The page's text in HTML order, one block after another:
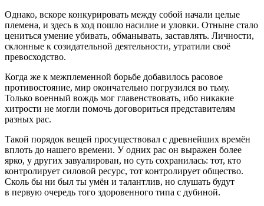
Однако, вскоре конкурировать между собой начали целые
племена, и здесь в ход пошло насилие и уловки. Отныне стало
цениться умение убивать, обманывать, заставлять. Личности,
склонные к созидательной деятельности, утратили своё
превосходство.
Когда же к межплеменной борьбе добавилось расовое
противостояние, мир окончательно погрузился во тьму.
Только военный вождь мог главенствовать, ибо никакие
хитрости не могли помочь договориться представителям
разных рас.
Такой порядок вещей просуществовал с древнейших времён
вплоть до нашего времени. У одних рас он выражен более
ярко, у других завуалирован, но суть сохранилась: тот, кто
контролирует силовой ресурс, тот контролирует общество.
Сколь бы ни был ты умён и талантлив, но слушать будут
в первую очередь того здоровенного типа с дубиной.